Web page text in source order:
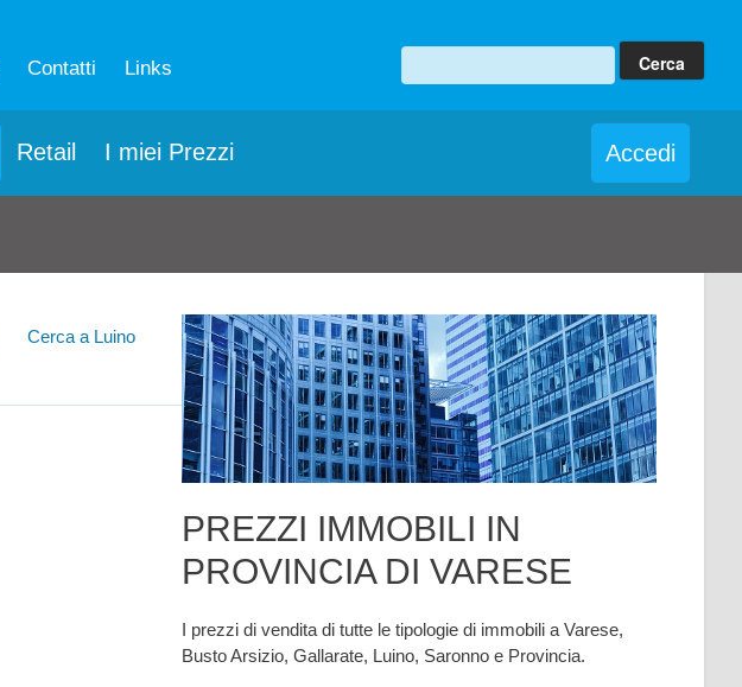
Contatti Links
Retail I miei Prezzi Accedi
Cerca a Luino
PREZZI IMMOBILI IN
PROVINCIA DI VARESE
I prezzi di vendita di tutte le tipologie di immobili a Varese,
Busto Arsizio, Gallarate, Luino, Saronno e Provincia.